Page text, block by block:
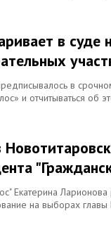
в суде
в
и отчитываться об
Екатерина
на выборах